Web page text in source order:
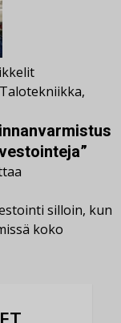
Talotekniikka,
silloin, kun
koko